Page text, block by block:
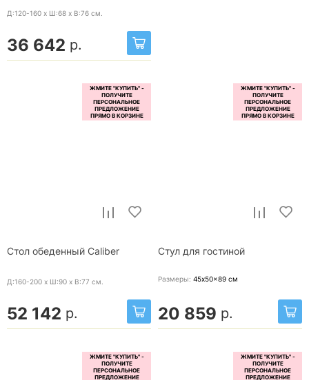
Д:120-160 x Ш:68 x В:76 см.
36 642 р.
Стол обеденный Caliber
Д:160-200 x Ш:90 x В:77 см.
52 142 р.
Стул для гостиной
Размеры: 45x50x89 см
20 859 р.